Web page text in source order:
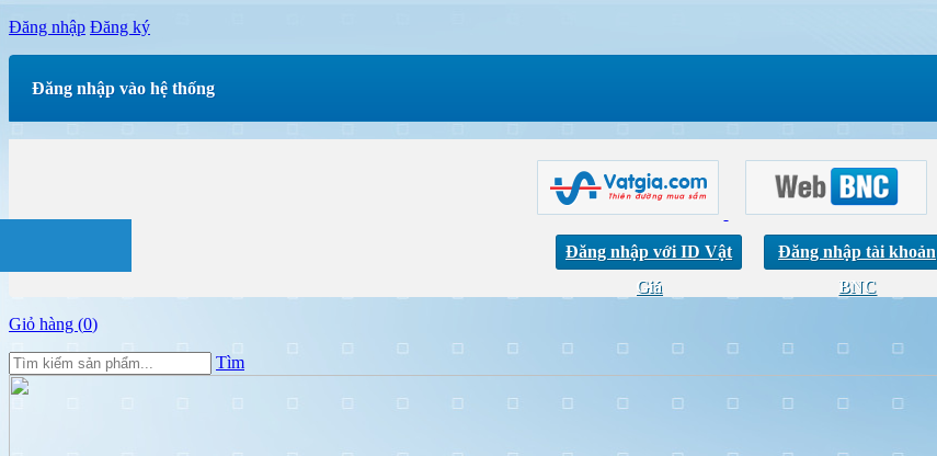
Đăng nhập Đăng ký
Đăng nhập vào hệ thống
Đăng nhập với ID Vật
Giá
Đăng nhập tài khoản
BNC
Giỏ hàng (0)
Tìm